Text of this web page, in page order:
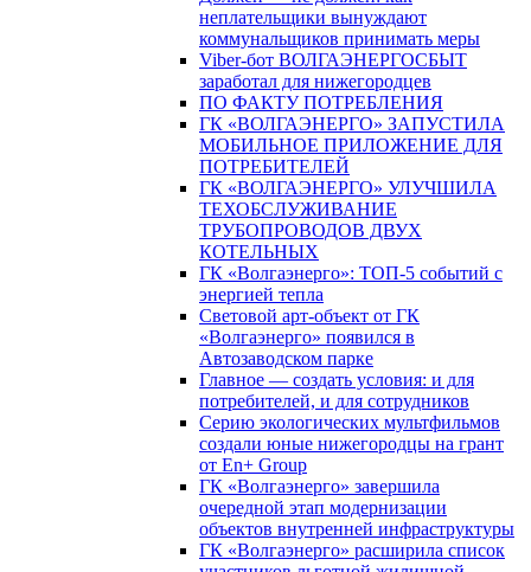
неплательщики вынуждают
коммунальщиков принимать меры
Viber-бот ВОЛГАЭНЕРГОСБЫТ
заработал для нижегородцев
ПО ФАКТУ ПОТРЕБЛЕНИЯ
ГК «ВОЛГАЭНЕРГО» ЗАПУСТИЛА
МОБИЛЬНОЕ ПРИЛОЖЕНИЕ ДЛЯ
ПОТРЕБИТЕЛЕЙ
ГК «ВОЛГАЭНЕРГО» УЛУЧШИЛА
ТЕХОБСЛУЖИВАНИЕ
ТРУБОПРОВОДОВ ДВУХ
КОТЕЛЬНЫХ
ГК «Волгаэнерго»: ТОП-5 событий с
энергией тепла
Световой арт-объект от ГК
«Волгаэнерго» появился в
Автозаводском парке
Главное — создать условия: и для
потребителей, и для сотрудников
Серию экологических мультфильмов
создали юные нижегородцы на грант
от En+ Group
ГК «Волгаэнерго» завершила
очередной этап модернизации
объектов внутренней инфраструктуры
ГК «Волгаэнерго» расширила список